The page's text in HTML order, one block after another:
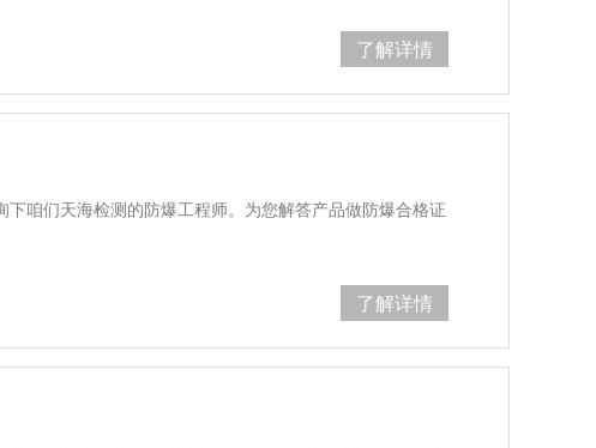
了解详情
咱们天海检测的防爆工程师。为您解答产品做防爆合格证
了解详情